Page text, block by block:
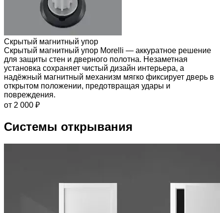
Скрытый магнитный упор
Скрытый магнитный упор Morelli — аккуратное решение
для защиты стен и дверного полотна. Незаметная
установка сохраняет чистый дизайн интерьера, а
надёжный магнитный механизм мягко фиксирует дверь в
открытом положении, предотвращая удары и
повреждения.
от 2 000 ₽
Системы открывания